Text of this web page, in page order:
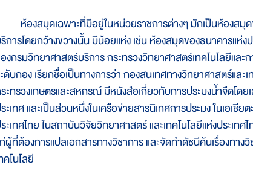
ห้องสมุดเฉพาะที่มีอยู่ในหน่วยราชการต่างๆ มักเป็นห้องสมุ
การโดยกว้างขวางนั้น มีน้อยแห่ง เช่น ห้องสมุดของธนาคารแห่ง
งกรมวิทยาศาสตร์บริการ กระทรวงวิทยาศาสตร์เทคโนโลยีแล
ดับกอง เรียกชื่อเป็นทางการว่า กองสนเทศทางวิทยาศาสตร์แล
ะทรวงเกษตรและสหกรณ์ มีหนังสือเกี่ยวกับการประมงน้ำจืดโด
ะเทศ และเป็นส่วนหนึ่งในเครือข่ายสารนิเทศการประมง ในเอเ
ะเทศไทย ในสถาบันวิจัยวิทยาศาสตร์ และเทคโนโลยีแห่งประเท
ผู้ที่ต้องการแปลเอกสารทางวิชาการ และจัดทำดัชนีค้นเรื่องทาง
คโนโลยี